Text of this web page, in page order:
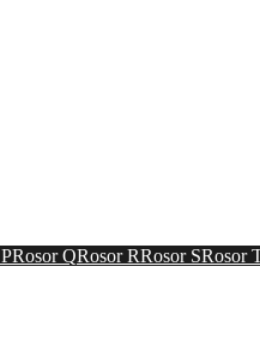
Rosor QRosor RRosor SRosor